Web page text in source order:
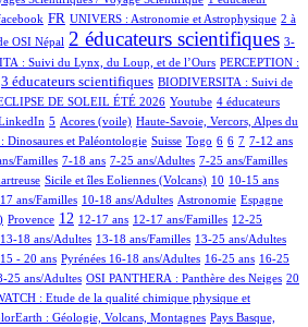
FR UNIVERS : Astronomie et Astrophysique 2 à
OSI Népal 2 éducateurs scientifiques 3-
: Suivi du Lynx, du Loup, et de l’Ours PERCEPTION :
3 éducateurs scientifiques BIODIVERSITA : Suivi de
DE SOLEIL ÉTÉ 2026 Youtube 4 éducateurs
5 Acores (voile) Haute-Savoie, Vercors, Alpes du
Dinosaures et Paléontologie Suisse Togo 6 6 7 7-12 ans
Familles 7-18 ans 7-25 ans/Adultes 7-25 ans/Familles
Sicile et îles Eoliennes (Volcans) 10 10-15 ans
ans/Familles 10-18 ans/Adultes Astronomie Espagne
Provence 12 12-17 ans 12-17 ans/Familles 12-25
13-18 ans/Adultes 13-18 ans/Familles 13-25 ans/Adultes
15 - 20 ans Pyrénées 16-18 ans/Adultes 16-25 ans 16-25
25 ans/Adultes OSI PANTHERA : Panthère des Neiges 20
: Etude de la qualité chimique physique et
: Géologie, Volcans, Montagnes Pays Basque,